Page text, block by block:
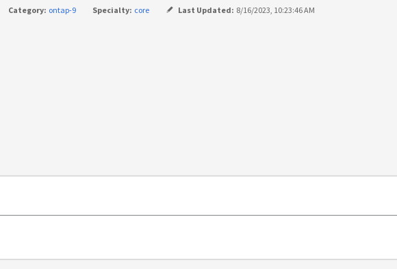
Category: ontap-9 Specialty: core Last Updated: 8/16/2023, 10:23:46 AM